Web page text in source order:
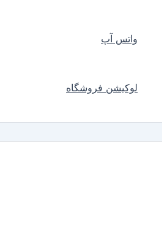
واتس آپ
لوکیشن فروشگاه